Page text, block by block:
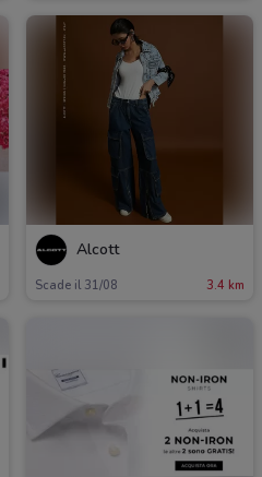
Alcott
Scade il 31/08 3.4 km